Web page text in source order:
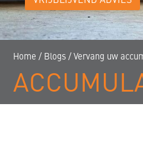
Home / Blogs / Vervang uw